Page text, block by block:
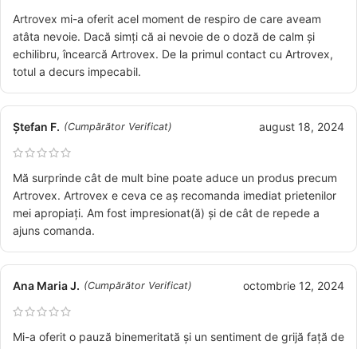
Artrovex mi-a oferit acel moment de respiro de care aveam
atâta nevoie. Dacă simți că ai nevoie de o doză de calm și
echilibru, încearcă Artrovex. De la primul contact cu Artrovex,
totul a decurs impecabil.
Ștefan F. (Cumpărător Verificat) august 18, 2024
Mă surprinde cât de mult bine poate aduce un produs precum
Artrovex. Artrovex e ceva ce aș recomanda imediat prietenilor
mei apropiați. Am fost impresionat(ă) și de cât de repede a
ajuns comanda.
Ana Maria J. (Cumpărător Verificat) octombrie 12, 2024
Mi-a oferit o pauză binemeritată și un sentiment de grijă față de